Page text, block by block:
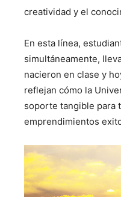
creatividad y el
En esta línea,
simultáneamente,
nacieron en clase y
reflejan cómo la
soporte tangible para
emprendimientos